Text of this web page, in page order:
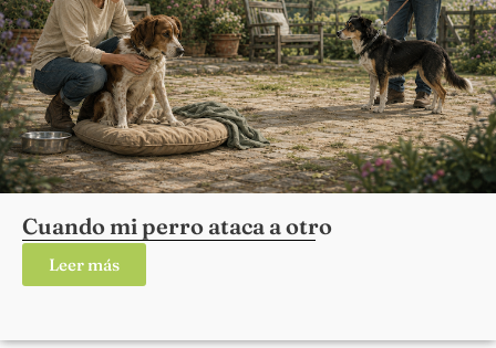
Cuando mi perro ataca a otro
Leer más